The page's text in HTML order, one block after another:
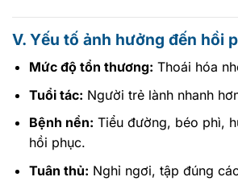
V. Yếu tố ảnh hưởng đến hồi
Mức độ tổn thương: Thoái hóa
Tuổi tác: Người trẻ lành nhanh
Bệnh nền: Tiểu đường, béo phì,
hồi phục.
Tuân thủ: Nghỉ ngơi, tập đúng